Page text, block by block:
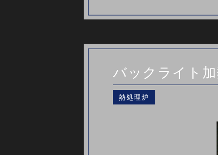
バックライト
熱処理炉